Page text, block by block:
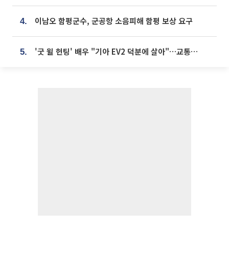
4. 이남오 함평군수, 군공항 소음피해 함평 보상 요구
5. '굿 윌 헌팅' 배우 "기아 EV2 덕분에 살아"…교통사고 후 안전성 극찬